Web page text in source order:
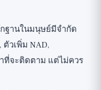
ฐานในมนุษย์มีจำกัด
ตัวเพิ่ม NAD,
ที่จะติดตาม แต่ไม่ควร